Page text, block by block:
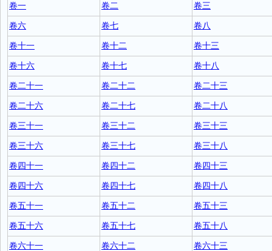
卷一 卷二 卷三
卷六 卷七 卷八
卷十一 卷十二 卷十三
卷十六 卷十七 卷十八
卷二十一 卷二十二 卷二十三
卷二十六 卷二十七 卷二十八
卷三十一 卷三十二 卷三十三
卷三十六 卷三十七 卷三十八
卷四十一 卷四十二 卷四十三
卷四十六 卷四十七 卷四十八
卷五十一 卷五十二 卷五十三
卷五十六 卷五十七 卷五十八
卷六十一 卷六十二 卷六十三